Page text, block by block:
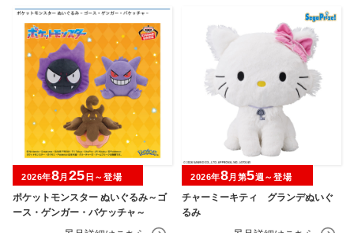
ポケットモンスター ぬいぐるみ～ゴ
ース・ゲンガー・バケッチャ～
2026年8月 25 日～登場
チャーミーキティ グランデぬいぐ
るみ
2026年8月第5週～登場